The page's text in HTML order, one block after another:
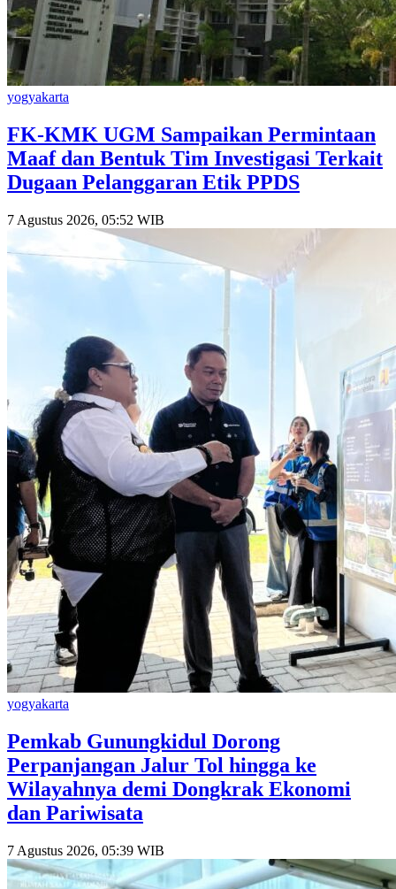
yogyakarta
FK-KMK UGM Sampaikan Permintaan
Maaf dan Bentuk Tim Investigasi Terkait
Dugaan Pelanggaran Etik PPDS
7 Agustus 2026, 05:52 WIB
yogyakarta
Pemkab Gunungkidul Dorong
Perpanjangan Jalur Tol hingga ke
Wilayahnya demi Dongkrak Ekonomi
dan Pariwisata
7 Agustus 2026, 05:39 WIB